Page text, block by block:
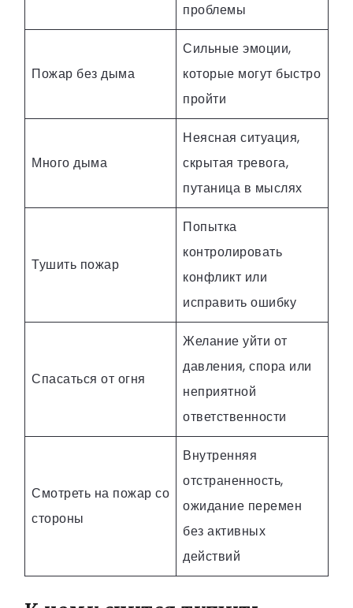
проблемы
Пожар без дыма
Сильные эмоции,
которые могут быстро
пройти
Много дыма
Неясная ситуация,
скрытая тревога,
путаница в мыслях
Тушить пожар
Попытка
контролировать
конфликт или
исправить ошибку
Спасаться от огня
Желание уйти от
давления, спора или
неприятной
ответственности
Смотреть на пожар со
стороны
Внутренняя
отстраненность,
ожидание перемен
без активных
действий